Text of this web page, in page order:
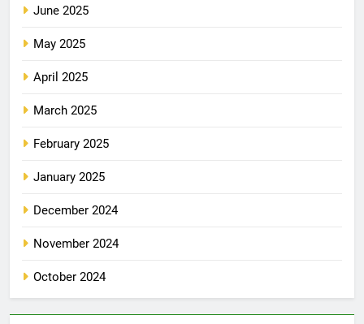
June 2025
May 2025
April 2025
March 2025
February 2025
January 2025
December 2024
November 2024
October 2024